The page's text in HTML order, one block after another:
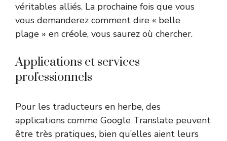
véritables alliés. La prochaine fois que vous
vous demanderez comment dire « belle
plage » en créole, vous saurez où chercher.
Applications et services
professionnels
Pour les traducteurs en herbe, des
applications comme Google Translate peuvent
être très pratiques, bien qu’elles aient leurs